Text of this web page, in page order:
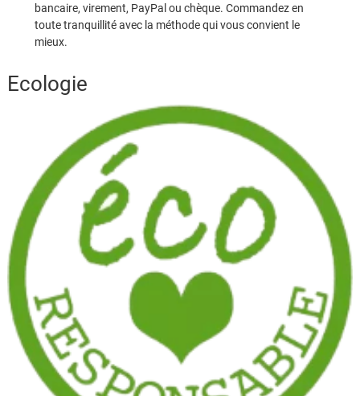
bancaire, virement, PayPal ou chèque. Commandez en
toute tranquillité avec la méthode qui vous convient le
mieux.
Ecologie